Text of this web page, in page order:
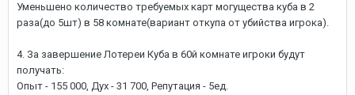
Уменьшено количество требуемых карт могущества куба в 2
раза(до 5шт) в 58 комнате(вариант откупа от убийства игрока).
4. За завершение Лотереи Куба в 60й комнате игроки будут
получать:
Опыт - 155 000, Дух - 31 700, Репутация - 5ед.